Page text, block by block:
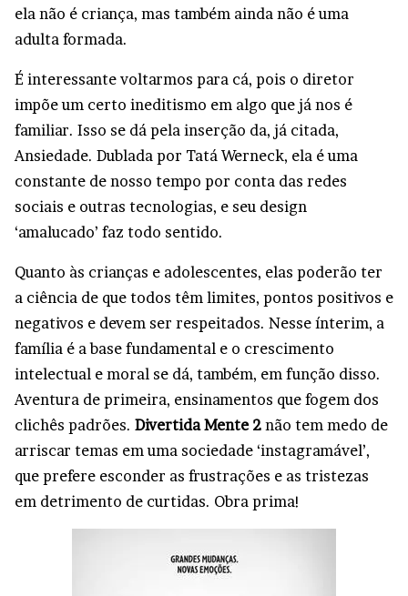
ela não é criança, mas também ainda não é uma
adulta formada.
É interessante voltarmos para cá, pois o diretor
impõe um certo ineditismo em algo que já nos é
familiar. Isso se dá pela inserção da, já citada,
Ansiedade. Dublada por Tatá Werneck, ela é uma
constante de nosso tempo por conta das redes
sociais e outras tecnologias, e seu design
‘amalucado’ faz todo sentido.
Quanto às crianças e adolescentes, elas poderão ter
a ciência de que todos têm limites, pontos positivos e
negativos e devem ser respeitados. Nesse ínterim, a
família é a base fundamental e o crescimento
intelectual e moral se dá, também, em função disso.
Aventura de primeira, ensinamentos que fogem dos
clichês padrões. Divertida Mente 2 não tem medo de
arriscar temas em uma sociedade ‘instagramável’,
que prefere esconder as frustrações e as tristezas
em detrimento de curtidas. Obra prima!